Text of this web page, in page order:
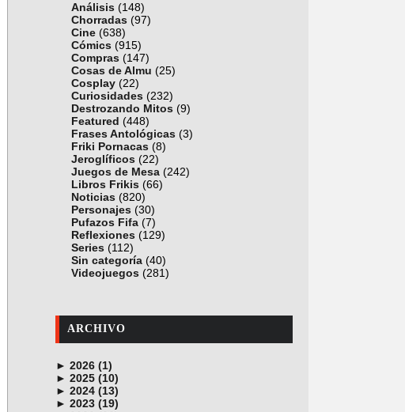
Análisis (148)
Chorradas (97)
Cine (638)
Cómics (915)
Compras (147)
Cosas de Almu (25)
Cosplay (22)
Curiosidades (232)
Destrozando Mitos (9)
Featured (448)
Frases Antológicas (3)
Friki Pornacas (8)
Jeroglíficos (22)
Juegos de Mesa (242)
Libros Frikis (66)
Noticias (820)
Personajes (30)
Pufazos Fifa (7)
Reflexiones (129)
Series (112)
Sin categoría (40)
Videojuegos (281)
ARCHIVO
► 2026 (1)
junio (1)
► 2025 (10)
noviembre (1)
octubre (1)
► 2024 (13)
diciembre (4)
► 2023 (19)